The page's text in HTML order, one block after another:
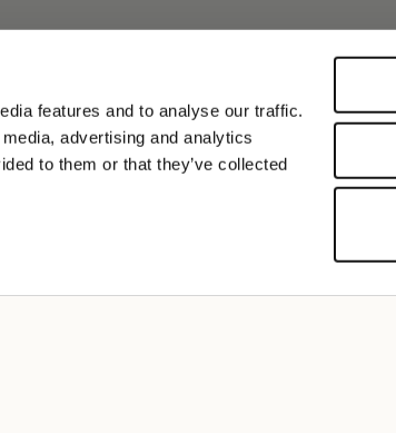
features and to analyse our traffic.
advertising and analytics
to them or that they’ve collected